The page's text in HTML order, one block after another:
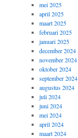
mei 2025
april 2025
maart 2025
februari 2025
januari 2025
december 2024
november 2024
oktober 2024
september 2024
augustus 2024
juli 2024
juni 2024
mei 2024
april 2024
maart 2024